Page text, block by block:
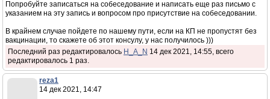
Попробуйте записаться на собеседование и написать еще раз письмо с
указанием на эту запись и вопросом про присутствие на собеседовании.
В крайнем случае пойдете по нашему пути, если на КП не пропустят без
вакцинации, то скажете об этот консулу, у нас получилось )))
Последний раз редактировалось H_A_N 14 дек 2021, 14:55, всего
редактировалось 1 раз.
reza1
14 дек 2021, 14:47